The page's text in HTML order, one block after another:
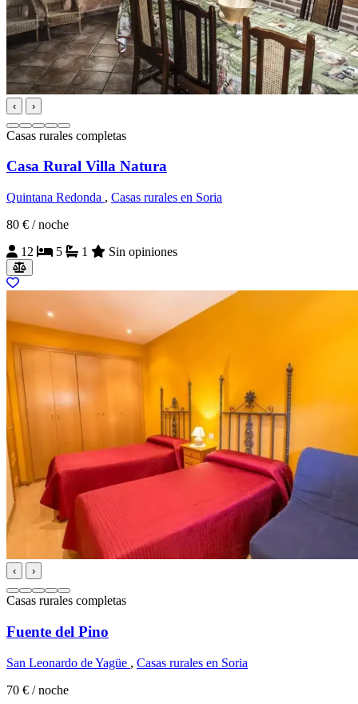
‹ ›
Casas rurales completas
Casa Rural Villa Natura
Quintana Redonda , Casas rurales en Soria
80 € / noche
12
5 1 Sin opiniones
‹ ›
Casas rurales completas
Fuente del Pino
San Leonardo de Yagüe , Casas rurales en Soria
70 € / noche